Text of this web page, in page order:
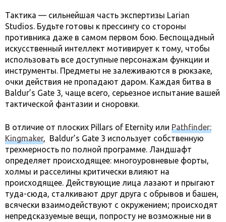
Тактика — сильнейшая часть экспертизы Larian
Studios. Будьте готовы к прессингу со стороны
противника даже в самом первом бою. Беспощадный
искусственный интеллект мотивирует к тому, чтобы
использовать все доступные персонажам функции и
инструменты. Предметы не залеживаются в рюкзаке,
очки действия не пропадают даром. Каждая битва в
Baldur’s Gate 3, чаще всего, серьезное испытание вашей
тактической фантазии и сноровки.
В отличие от плоских Pillars of Eternity или Pathfinder:
Kingmaker, Baldur’s Gate 3 использует собственную
трехмерность по полной программе. Ландшафт
определяет происходящее: многоуровневые форты,
холмы и расселины критически влияют на
происходящее. Действующие лица лазают и прыгают
туда-сюда, сталкивают друг друга с обрывов и башен,
всячески взаимодействуют с окружением; происходят
непредсказуемые вещи, попросту не возможные ни в